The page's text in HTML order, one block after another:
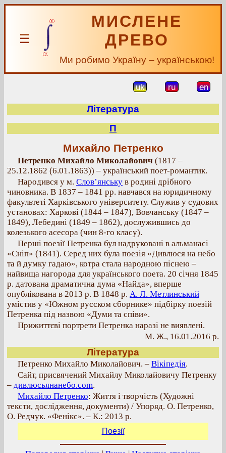
☰
МИСЛЕНЕ
ДРЕВО
Ми робимо Україну – українською!
uk ru en
Література
П
Михайло Петренко
Петренко Михайло Миколайович (1817 –
25.12.1862 (6.01.1863)) – український поет-романтик.
Народився у м. Слов’янську в родині дрібного
чиновника. В 1837 – 1841 рр. навчався на юридичному
факультеті Харківського університету. Служив у судових
установах: Харкові (1844 – 1847), Вовчанську (1847 –
1849), Лебедині (1849 – 1862), дослужившись до
колезького асесора (чин 8-го класу).
Перші поезії Петренка бул надруковані в альманасі
«Сніп» (1841). Серед них була поезія «Дивлюся на небо
та й думку гадаю», котра стала народною піснею –
найвища нагорода для українського поета. 20 січня 1845
р. датована драматична дума «Найда», вперше
опублікована в 2013 р. В 1848 р. А. Л. Метлинський
умістив у «Южном русском сборнике» підбірку поезій
Петренка під назвою «Думи та співи».
Прижиттєві портрети Петренка наразі не виявлені.
М. Ж., 16.01.2016 р.
Література
Петренко Михайло Миколайович. – Вікіпедія.
Сайт, присвячений Михайлу Миколайовичу Петренку
– дивлюсьянанебо.com.
Михайло Петренко: Життя і творчість (Художні
тексти, дослідження, документи) / Упоряд. О. Петренко,
О. Редчук. «Фенікс». – К.: 2013 р.
Поезії